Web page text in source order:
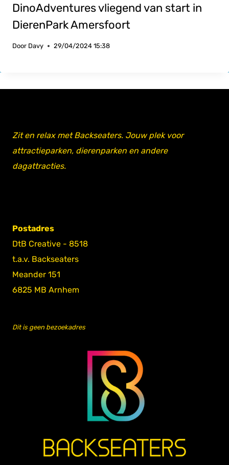
DinoAdventures vliegend van start in
DierenPark Amersfoort
Door Davy 29/04/2024 15:38
Zit en relax met Backseaters. Jouw plek voor
attractieparken, dierenparken en andere
dagattracties.
Postadres
DtB Creative - 8518
t.a.v. Backseaters
Meander 151
6825 MB Arnhem
Dit is geen bezoekadres